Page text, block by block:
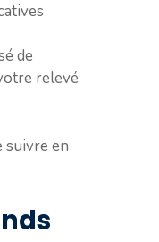
de
relevé
suivre en